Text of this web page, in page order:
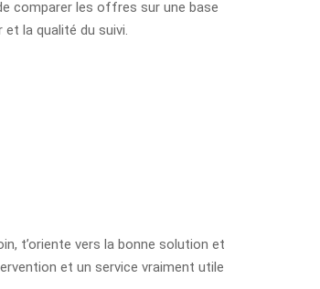
comparer les offres sur une base
la qualité du suivi.
t’oriente vers la bonne solution et
et un service vraiment utile